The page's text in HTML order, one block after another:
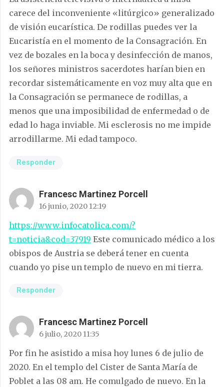
carece del inconveniente «litúrgico» generalizado
de visión eucarística. De rodillas puedes ver la
Eucaristía en el momento de la Consagración. En
vez de bozales en la boca y desinfección de manos,
los señores ministros sacerdotes harían bien en
recordar sistemáticamente en voz muy alta que en
la Consagración se permanece de rodillas, a
menos que una imposibilidad de enfermedad o de
edad lo haga inviable. Mi esclerosis no me impide
arrodillarme. Mi edad tampoco.
Responder
Francesc Martinez Porcell
16 junio, 2020 12:19
https://www.infocatolica.com/?
t=noticia&cod=37919 Este comunicado médico a los
obispos de Austria se deberá tener en cuenta
cuando yo pise un templo de nuevo en mi tierra.
Responder
Francesc Martinez Porcell
6 julio, 2020 11:35
Por fin he asistido a misa hoy lunes 6 de julio de
2020. En el templo del Cister de Santa María de
Poblet a las 08 am. He comulgado de nuevo. En la